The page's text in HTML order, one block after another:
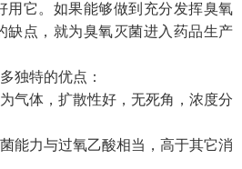
用它。如果能够做到充分发挥臭氧
缺点，就为臭氧灭菌进入药品生产
特的优点：
体，扩散性好，无死角，浓度分
力与过氧乙酸相当，高于其它消